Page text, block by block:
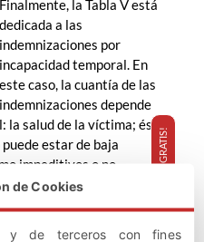
Finalmente, la Tabla V está
dedicada a las
indemnizaciones por
incapacidad temporal. En
este caso, la cuantía de las
indemnizaciones depende
la salud de la víctima; ésta
estar de baja
impeditivos o no
la indemnización sería de
58,24 y en el tercero de ¡TE LLAMAMOS GRATIS!
de Cookies
y de terceros con fines